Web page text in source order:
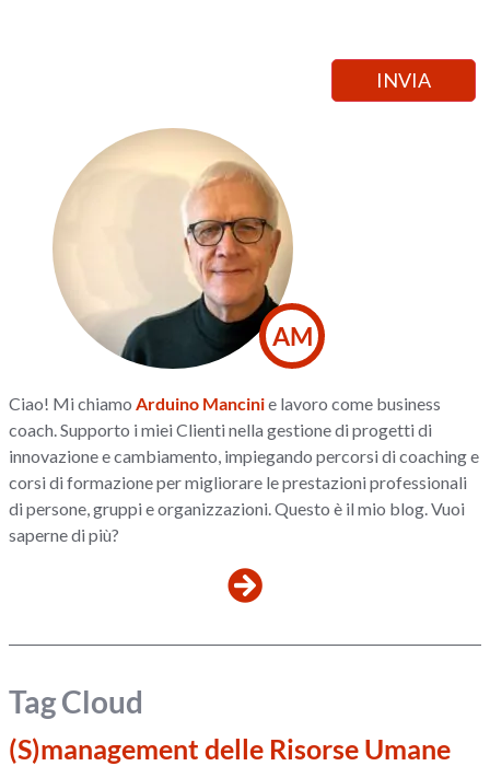
AM
Ciao! Mi chiamo Arduino Mancinie lavoro come business
coach. Supporto i miei Clienti nella gestione di progetti di
innovazione e cambiamento, impiegando percorsi di coaching e
corsi di formazione per migliorare le prestazioni professionali
di persone, gruppi e organizzazioni. Questo è il mio blog. Vuoi
saperne di più?
Tag Cloud
(S)management delle Risorse Umane